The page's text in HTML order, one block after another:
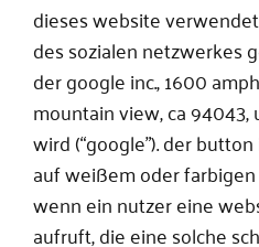
dieses website
des sozialen netzwerkes
der google inc., 1600
mountain view, ca
wird (“google”). der
auf weißem oder
wenn ein nutzer eine
aufruft, die eine solche